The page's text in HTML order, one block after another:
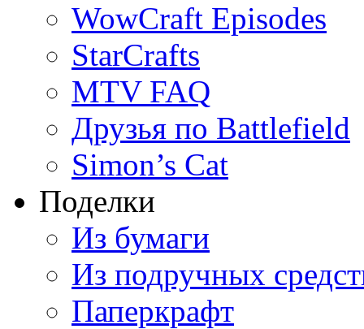
WowCraft Episodes
StarCrafts
MTV FAQ
Друзья по Battlefield
Simon’s Cat
Поделки
Из бумаги
Из подручных
Паперкрафт